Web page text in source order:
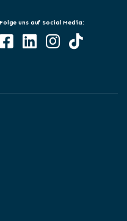
Folge uns auf Social Media: